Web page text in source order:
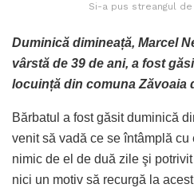
Si-a pus streangul
Duminică dimineață, Marcel
vârstă de 39 de ani, a fost
locuință din comuna Zăvoaia
Bărbatul a fost găsit duminică
venit să vadă ce se întâmplă cu
nimic de el de duă zile şi
nici un motiv să recurgă la